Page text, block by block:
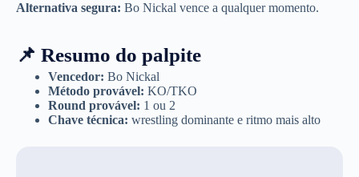
Alternativa segura: Bo Nickal vence a qualquer momento.
📌 Resumo do palpite
Vencedor: Bo Nickal
Método provável: KO/TKO
Round provável: 1 ou 2
Chave técnica: wrestling dominante e ritmo mais alto